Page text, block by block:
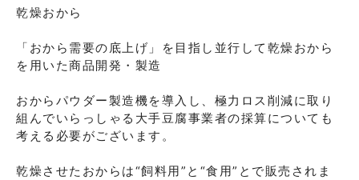
乾燥おから
「おから需要の底上げ」を⽬指し並⾏して乾燥おから
を⽤いた商品開発・製造
おからパウダー製造機を導⼊し、極⼒ロス削減に取り
組んでいらっしゃる⼤⼿⾖腐事業者の採算についても
考える必要がございます。
乾燥させたおからは“飼料⽤”と“⾷⽤”とで販売されま